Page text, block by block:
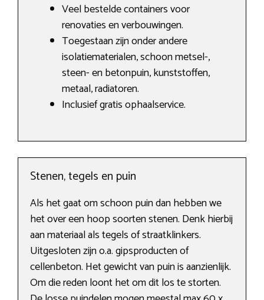
Veel bestelde containers voor
renovaties en verbouwingen.
Toegestaan zijn onder andere
isolatiematerialen, schoon metsel-,
steen- en betonpuin, kunststoffen,
metaal, radiatoren.
Inclusief gratis ophaalservice.
Stenen, tegels en puin
Als het gaat om schoon puin dan hebben we
het over een hoop soorten stenen. Denk hierbij
aan materiaal als tegels of straatklinkers.
Uitgesloten zijn o.a. gipsproducten of
cellenbeton. Het gewicht van puin is aanzienlijk.
Om die reden loont het om dit los te storten.